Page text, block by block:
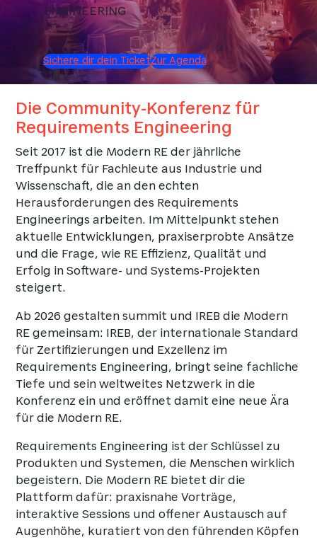
ENGINEERING
Sichere dir dein TicketZur Agenda
Die Community-Konferenz für
Requirements Engineering
Seit 2017 ist die Modern RE der jährliche
Treffpunkt für Fachleute aus Industrie und
Wissenschaft, die an den echten
Herausforderungen des Requirements
Engineerings arbeiten. Im Mittelpunkt stehen
aktuelle Entwicklungen, praxiserprobte Ansätze
und die Frage, wie RE Effizienz, Qualität und
Erfolg in Software- und Systems-Projekten
steigert.
Ab 2026 gestalten summit und IREB die Modern
RE gemeinsam: IREB, der internationale Standard
für Zertifizierungen und Exzellenz im
Requirements Engineering, bringt seine fachliche
Tiefe und sein weltweites Netzwerk in die
Konferenz ein und eröffnet damit eine neue Ära
für die Modern RE.
Requirements Engineering ist der Schlüssel zu
Produkten und Systemen, die Menschen wirklich
begeistern. Die Modern RE bietet dir die
Plattform dafür: praxisnahe Vorträge,
interaktive Sessions und offener Austausch auf
Augenhöhe, kuratiert von den führenden Köpfen